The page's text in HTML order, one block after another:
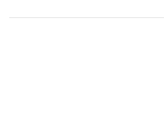
tatilinin ilk ayağı olan Kaş'a arabayla...